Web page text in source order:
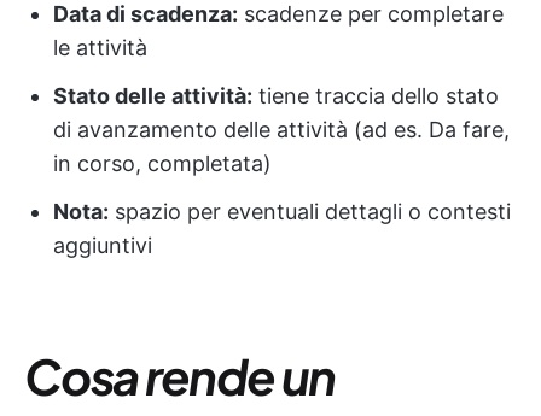
Data di scadenza: scadenze per completare
le attività
Stato delle attività: tiene traccia dello stato
di avanzamento delle attività (ad es. Da fare,
in corso, completata)
Nota: spazio per eventuali dettagli o contesti
aggiuntivi
Cosa rende un